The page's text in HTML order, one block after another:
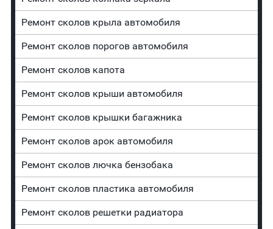
Ремонт сколов крыла автомобиля
Ремонт сколов порогов автомобиля
Ремонт сколов капота
Ремонт сколов крыши автомобиля
Ремонт сколов крышки багажника
Ремонт сколов арок автомобиля
Ремонт сколов лючка бензобака
Ремонт сколов пластика автомобиля
Ремонт сколов решетки радиатора